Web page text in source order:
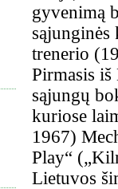
gyvenimą
trenerio
Pirmasis
sąjungų
kuriose
1967)
Play“
Lietuvos